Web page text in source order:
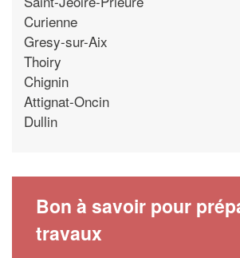
Curienne
Gresy-sur-Aix
Thoiry
Chignin
Attignat-Oncin
Dullin
Bon à savoir pour
travaux